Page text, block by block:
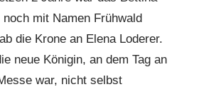
mit Namen Frühwald
die Krone an Elena Loderer.
neue Königin, an dem Tag an
war, nicht selbst